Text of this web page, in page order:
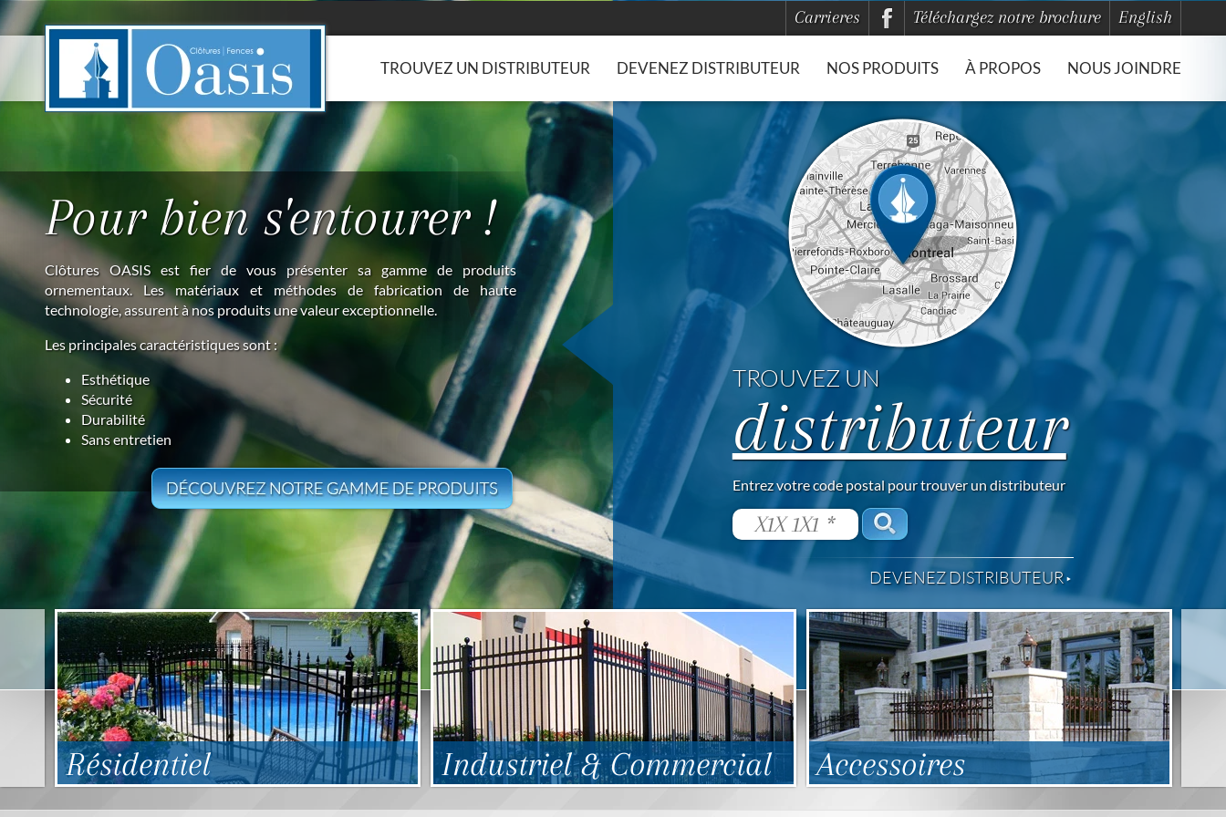
Panneau de gestion des cookies English
Téléchargez notre brochure
Carrieres
NOUS JOINDRE
À PROPOS
NOS PRODUITS
DEVENEZ DISTRIBUTEUR
TROUVEZ UN DISTRIBUTEUR
TROUVEZ UN
distributeur
Entrez votre code postal pour trouver un distributeur
DEVENEZ DISTRIBUTEUR
Pour bien s'entourer !
Clôtures OASIS est fier de vous présenter sa gamme de produits
ornementaux. Les matériaux et méthodes de fabrication de haute
technologie, assurent à nos produits une valeur exceptionnelle.
Les principales caractéristiques sont :
Esthétique
Sécurité
Durabilité
Sans entretien
Résidentiel Industriel & Commercial Accessoires